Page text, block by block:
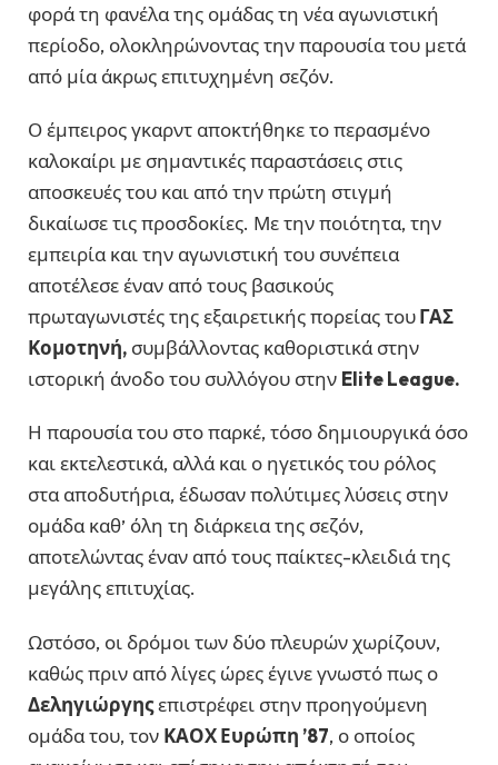
φορά τη φανέλα της ομάδας τη νέα αγωνιστική
περίοδο, ολοκληρώνοντας την παρουσία του μετά
από μία άκρως επιτυχημένη σεζόν.
Ο έμπειρος γκαρντ αποκτήθηκε το περασμένο
καλοκαίρι με σημαντικές παραστάσεις στις
αποσκευές του και από την πρώτη στιγμή
δικαίωσε τις προσδοκίες. Με την ποιότητα, την
εμπειρία και την αγωνιστική του συνέπεια
αποτέλεσε έναν από τους βασικούς
πρωταγωνιστές της εξαιρετικής πορείας τουΓΑΣ
Κομοτηνή, συμβάλλοντας καθοριστικά στην
ιστορική άνοδο του συλλόγου στην Elite League.
Η παρουσία του στο παρκέ, τόσο δημιουργικά όσο
και εκτελεστικά, αλλά και ο ηγετικός του ρόλος
στα αποδυτήρια, έδωσαν πολύτιμες λύσεις στην
ομάδα καθ’ όλη τη διάρκεια της σεζόν,
αποτελώντας έναν από τους παίκτες-κλειδιά της
μεγάλης επιτυχίας.
Ωστόσο, οι δρόμοι των δύο πλευρών χωρίζουν,
καθώς πριν από λίγες ώρες έγινε γνωστό πως ο
Δεληγιώργηςεπιστρέφει στην προηγούμενη
ομάδα του, τον ΚΑΟΧ Ευρώπη ’87, ο οποίος